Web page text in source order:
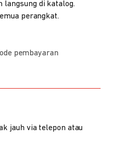
langsung di katalog.
perangkat.
pembayaran
jauh via telepon atau